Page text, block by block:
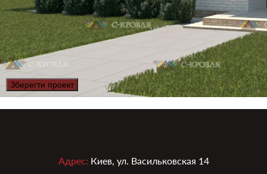
Зберегти проект
Адрес: Киев, ул. Васильковская 14